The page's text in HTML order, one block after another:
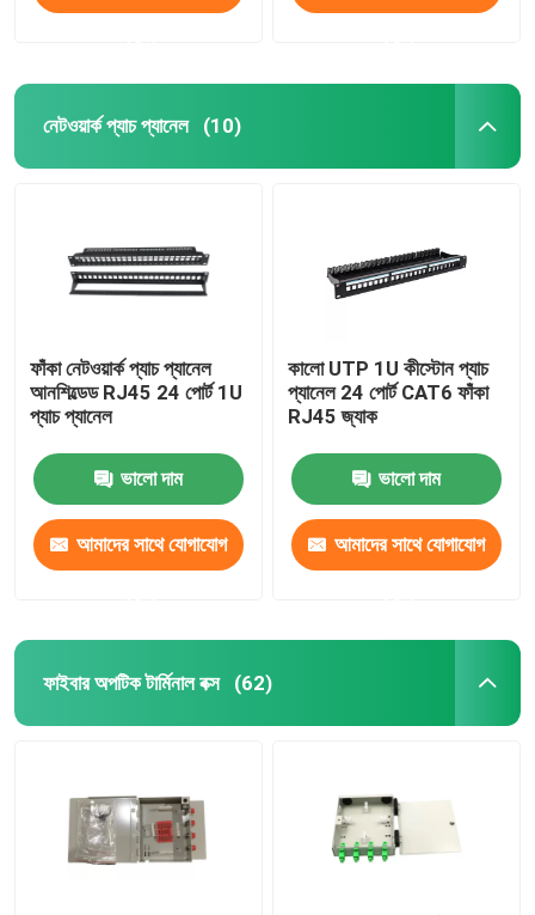
নেটওয়ার্ক প্যাচ প্যানেল (10)
ফাঁকা নেটওয়ার্ক প্যাচ প্যানেল
আনশিল্ডেড RJ45 24 পোর্ট 1U
প্যাচ প্যানেল
ভালো দাম
আমাদের সাথে যোগাযোগ
কালো UTP 1U কীস্টোন প্যাচ
প্যানেল 24 পোর্ট CAT6 ফাঁকা
RJ45 জ্যাক
ভালো দাম
আমাদের সাথে যোগাযোগ
ফাইবার অপটিক টার্মিনাল বক্স (62)